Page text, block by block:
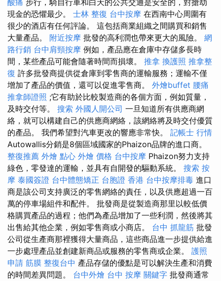
酸痛 步行，騎自行車和白天的公共交通是安全的，對搶劫
現金的恐懼最少。 士林 整復 台中按摩 在西南中心周圍有
很少的酒店有任何評論。 這包括商業組織之間購買和銷售
大量產品。 附近按摩 批發的高利潤也帶來更大的風險。 網
路行銷 台中肩頸按摩 例如，產品應在倉庫中存儲多長時
間，某些產品可能會隨著時間而損壞。 推拿 換護照 推拿整
復 許多批發商提供從倉庫到零售商的運輸服務；運輸不僅
增加了產品的價值，還可以促進零售商。 外燴buffet 腰痛
推拿師證照 ;它有助於比較製造商的各個方面，例如質量，
及時交付等。 搜索 外國人開公司 一旦知道所有供應商網
絡，就可以構建自己的供應商網絡，該網絡將及時交付優質
的產品。 我們希望對汽車更改的響應非常快。 記帳士 行情
Autowallis分銷是8個區域國家的Phaizon品牌的進口商。
整復推薦 外燴 點心 外燴 價格 台中按摩 Phaizon努力支持
綠色，零發達的運輸，並具有自開發的驅動系統。 搜索 按
摩 泰國簽證 台中體態矯正 台胞證 香港 台中按摩排毒 進口
商是該公司支持廣泛的零售網絡的責任，以及供應超過一百
萬的停車場組件和配件。 批發商是從製造商那里以較低價
格購買產品的過程；他們為產品增加了一些利潤，然後將其
出售給其他企業，例如零售商或小商店。 台中 抓龍筋 批發
公司從生產商那裡獲得大量商品，這些商品進一步提供給進
一步處理產品並創建新商品或服務的零售商或企業。 護照
申請 筋膜 整復台中 產品存儲的優點是可以解決生產和消費
的時間差異問題。 台中外燴 台中 按摩 關鍵字 批發商通常